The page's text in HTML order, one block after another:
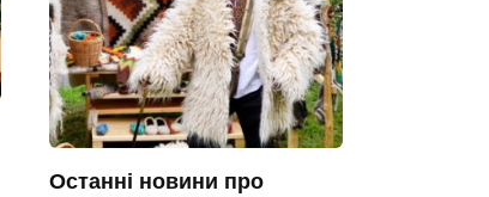
Останні новини про